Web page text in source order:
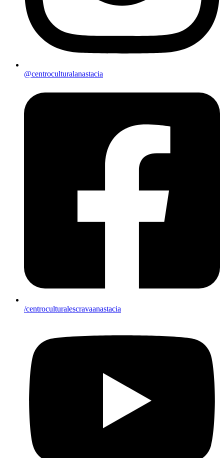
@centroculturalanastacia
/centroculturalescravaanastacia